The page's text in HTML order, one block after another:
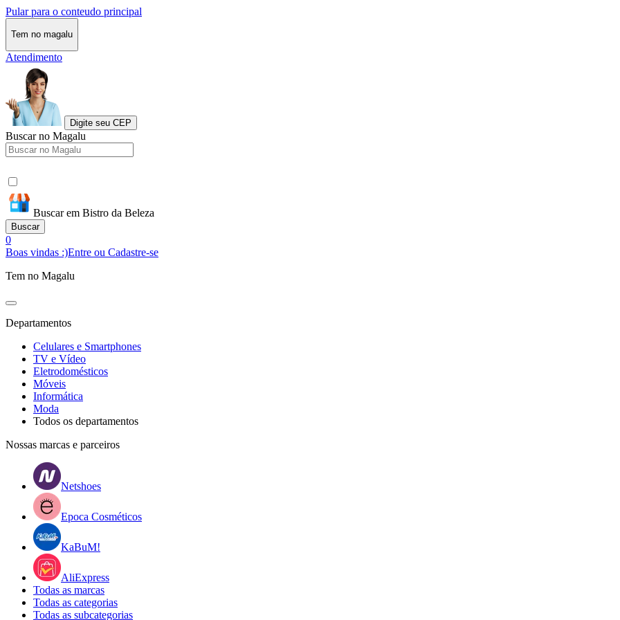
Pular para o conteudo principal
Tem no magalu
Atendimento
Digite seu CEP
Buscar no Magalu
Buscar em Bistro da Beleza
Buscar
0
Boas vindas :)Entre ou Cadastre-se
Tem no Magalu
Departamentos
Celulares e Smartphones
TV e Vídeo
Eletrodomésticos
Móveis
Informática
Moda
Todos os departamentos
Nossas marcas e parceiros
Netshoes
Epoca Cosméticos
KaBuM!
AliExpress
Todas as marcas
Todas as categorias
Todas as subcategorias